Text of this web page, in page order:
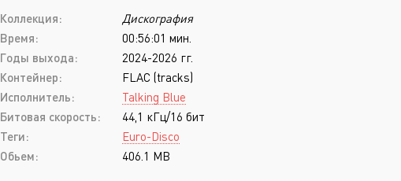
Industrial Metal
Metalcore
Nu-Metal
Post-Hardcore
Punk Rock
Black Metal
Коллекция:
Дискография
Время:
00:56:01 мин.
Годы выхода:
2024-2026 гг.
Контейнер:
FLAC (tracks)
Исполнитель:
Talking Blue
Битовая скорость:
44,1 кГц/16 бит
Теги:
Euro-Disco
Обьем:
406.1 MB